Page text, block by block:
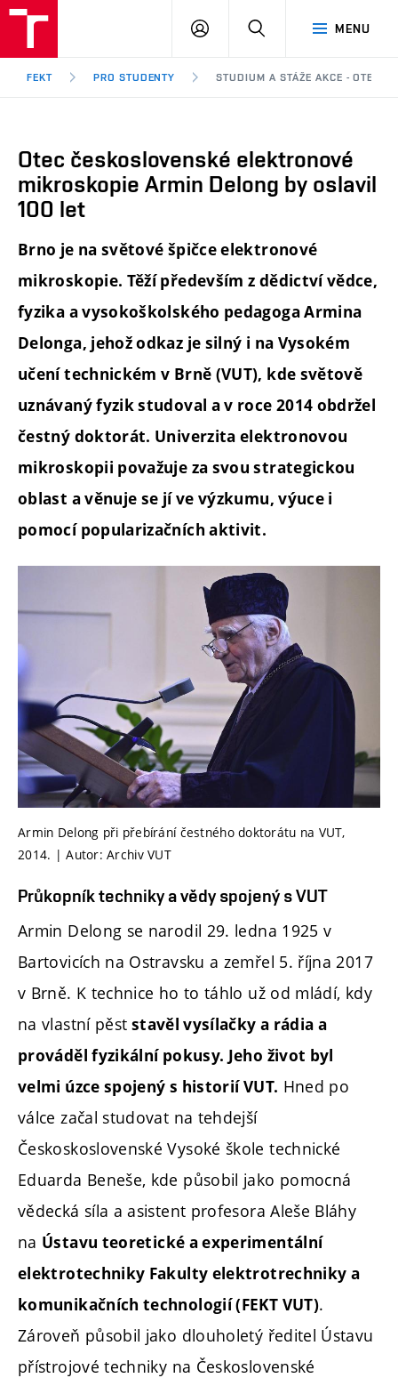
Brno
MENU
PŘIHLÁSIT
FEKT PRO STUDENTY STUDIUM A STÁŽE AKCE - OTEC
Otec československé elektronové
mikroskopie Armin Delong by oslavil
100 let
Brno je na světové špičce elektronové
mikroskopie. Těží především z dědictví vědce,
fyzika a vysokoškolského pedagoga Armina
Delonga, jehož odkaz je silný i na Vysokém
učení technickém v Brně (VUT), kde světově
uznávaný fyzik studoval a v roce 2014 obdržel
čestný doktorát. Univerzita elektronovou
mikroskopii považuje za svou strategickou
oblast a věnuje se jí ve výzkumu, výuce i
pomocí popularizačních aktivit.
Armin Delong při přebírání čestného doktorátu na VUT,
2014. | Autor: Archiv VUT
Průkopník techniky a vědy spojený s VUT
Armin Delong se narodil 29. ledna 1925 v
Bartovicích na Ostravsku a zemřel 5. října 2017
v Brně. K technice ho to táhlo už od mládí, kdy
na vlastní pěst stavěl vysílačky a rádia a
prováděl fyzikální pokusy. Jeho život byl
velmi úzce spojený s historií VUT. Hned po
válce začal studovat na tehdejší
Českoskoslovenské Vysoké škole technické
Eduarda Beneše, kde působil jako pomocná
vědecká síla a asistent profesora Aleše Bláhy
na Ústavu teoretické a experimentální
elektrotechniky Fakulty elektrotrechniky a
komunikačních technologií (FEKT VUT).
Zároveň působil jako dlouholetý ředitel Ústavu
přístrojové techniky na Československé